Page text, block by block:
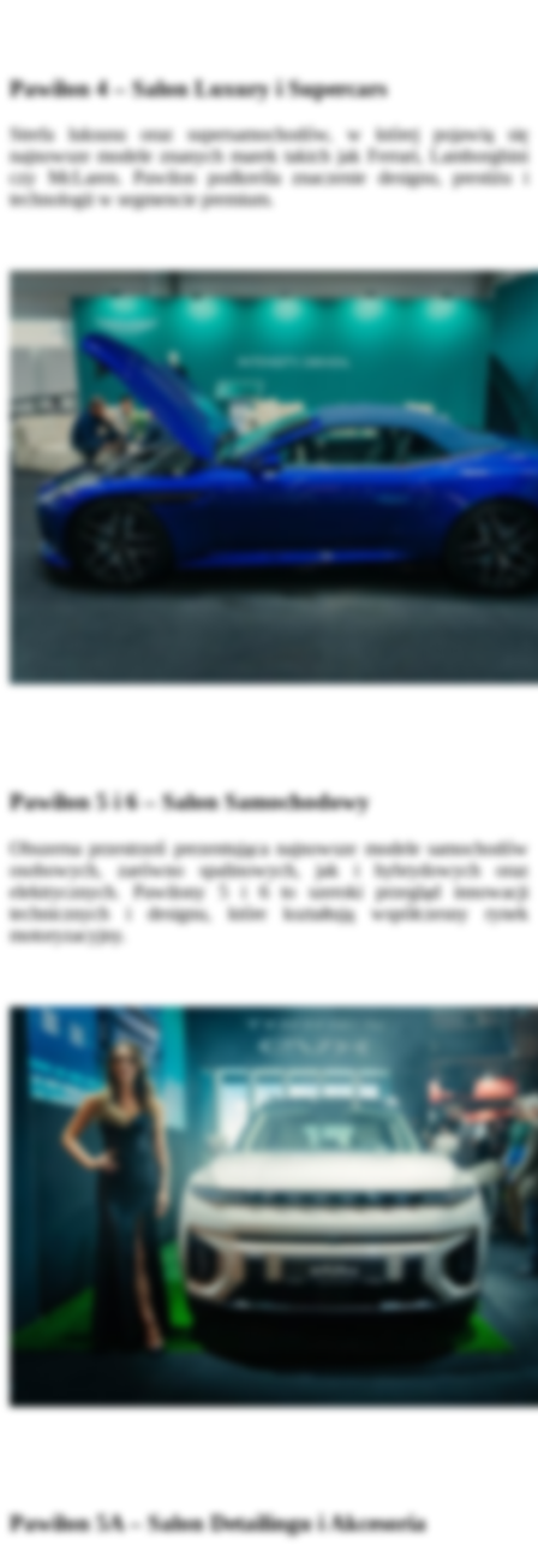
Pawilon 4 – Salon Luxury i Supercars
Strefa luksusu oraz supersamochodów, w której pojawią się
najnowsze modele znanych marek takich jak Ferrari, Lamborghini
czy McLaren. Pawilon podkreśla znaczenie designu, prestiżu i
technologii w segmencie premium.
Pawilon 5 i 6 – Salon Samochodowy
Obszerna przestrzeń prezentująca najnowsze modele samochodów
osobowych, zarówno spalinowych, jak i hybrydowych oraz
elektrycznych. Pawilony 5 i 6 to szeroki przegląd innowacji
technicznych i designu, które kształtują współczesny rynek
motoryzacyjny.
Pawilon 5A – Salon Detailingu i Akcesoria